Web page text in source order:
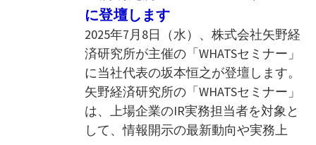
に登壇します
2025年7月8日（水）、株式会社矢野経
済研究所が主催の「WHATSセミナー」
に当社代表の坂本恒之が登壇します。
矢野経済研究所の「WHATSセミナー」
は、上場企業のIR実務担当者を対象と
して、情報開示の最新動向や実務上